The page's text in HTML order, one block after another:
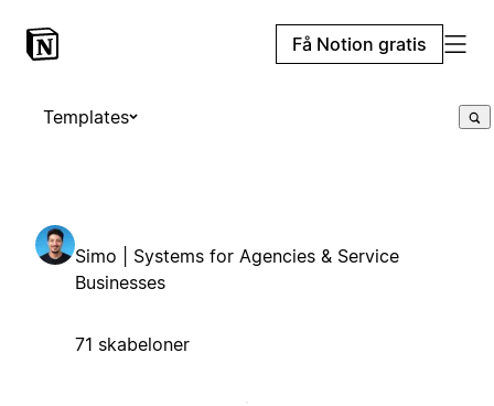
Få Notion gratis
Templates
Simo | Systems for Agencies & Service
Businesses
71 skabeloner